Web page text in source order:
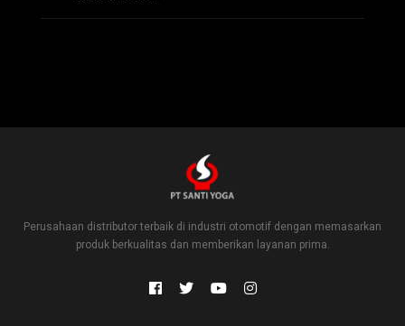
Perusahaan distributor terbaik di industri otomotif dengan memasarkan
produk berkualitas dan memberikan layanan prima.